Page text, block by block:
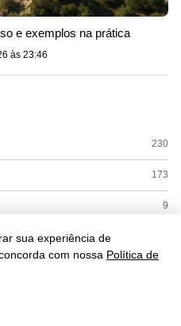
sua experiência de
com nossa Política de
e exemplos na prática
às 23:46
230
173
9